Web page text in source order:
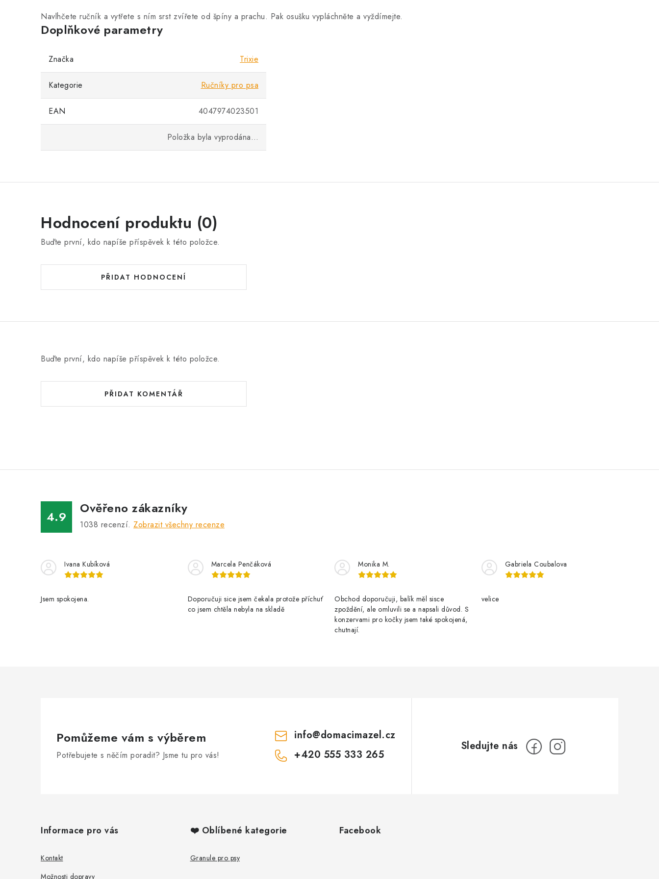
Navlhčete ručník a vytřete s ním srst zvířete od špíny a prachu. Pak osušku vypláchněte a vyždímejte.
Doplňkové parametry
Značka Trixie
Kategorie Ručníky pro psa
EAN 4047974023501
Položka byla vyprodána…
Hodnocení produktu (0)
Buďte první, kdo napíše příspěvek k této položce.
PŘIDAT HODNOCENÍ
Buďte první, kdo napíše příspěvek k této položce.
PŘIDAT KOMENTÁŘ
4.9
Ověřeno zákazníky
1038 recenzí. Zobrazit všechny recenze
Ivana Kubíková
Jsem spokojena.
Marcela Penčáková
Doporučuji sice jsem čekala protože příchuť
co jsem chtěla nebyla na skladě
Monika M.
Obchod doporučuji, balík měl sisce
zpoždění, ale omluvili se a napsali důvod. S
konzervami pro kočky jsem také spokojená,
chutnají.
Gabriela Coubalova
velice
Pomůžeme vám s výběrem
Potřebujete s něčím poradit? Jsme tu pro vás!
info@domacimazel.cz
+420 555 333 265
Informace pro vás
Kontakt
Možnosti dopravy
❤️ Oblíbené kategorie
Granule pro psy
Facebook